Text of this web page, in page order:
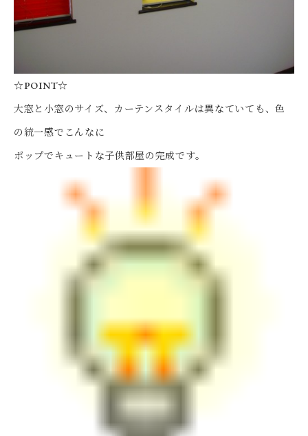
☆POINT☆
大窓と小窓のサイズ、カーテンスタイルは異なていても、色
の統一感でこんなに
ポップでキュートな子供部屋の完成です。